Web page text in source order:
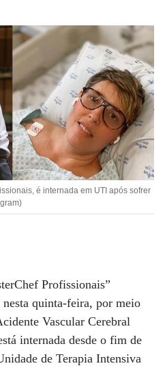
é internada em UTI após sofrer
Profissionais”
quinta-feira, por meio
Vascular Cerebral
internada desde o fim de
de Terapia Intensiva